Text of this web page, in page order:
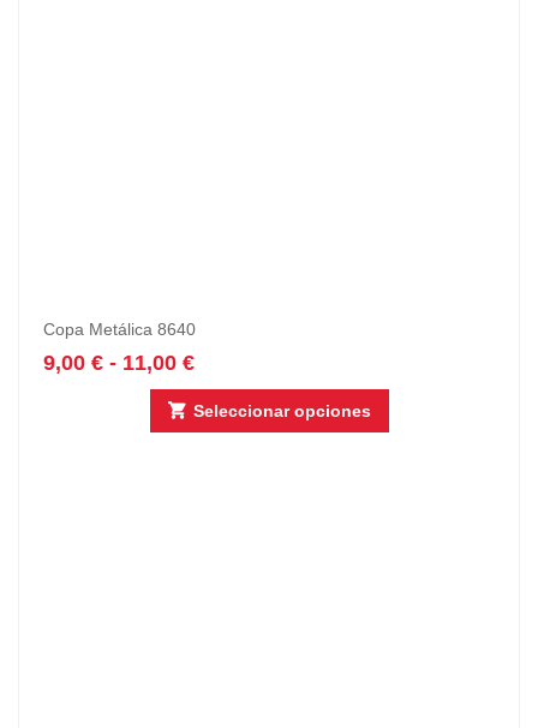
Copa Metálica 8640
9,00 € - 11,00 €
Seleccionar opciones